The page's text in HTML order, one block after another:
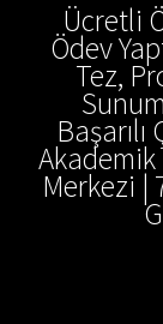
Ücretli
Ödev
Tez,
Başarılı
Akademik
Merkezi |